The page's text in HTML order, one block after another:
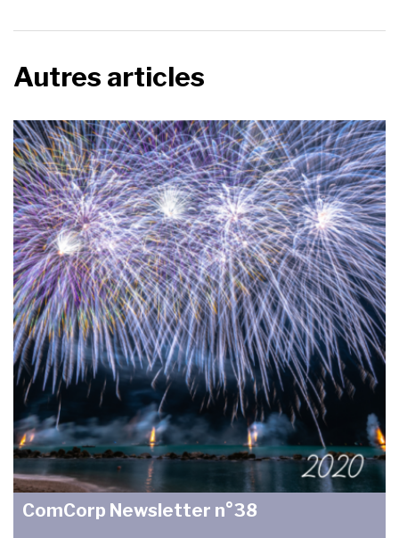
Autres articles
ComCorp Newsletter n°38